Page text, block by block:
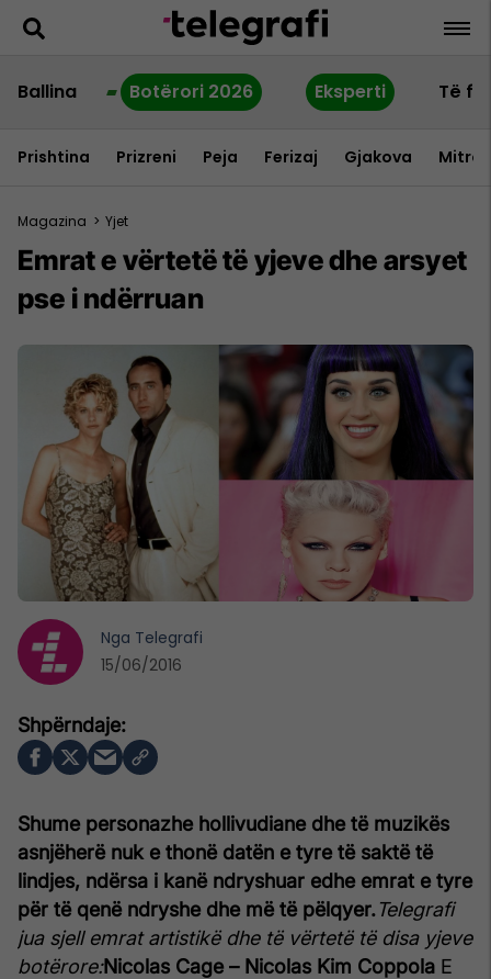
Ballina Botërori 2026 Eksperti Të
Prishtina Prizreni Peja Ferizaj Gjakova
Magazina > Yjet
Emrat e vërtetë të yjeve dhe arsyet
pse i ndërruan
Shume personazhe hollivudiane dhe të muzikës
asnjëherë nuk e thonë datën e tyre të saktë të
lindjes, ndërsa i kanë ndryshuar edhe emrat e tyre
për të qenë ndryshe dhe më të pëlqyer.Telegrafi
jua sjell emrat artistikë dhe të vërtetë të disa yjeve
botërore:Nicolas Cage – Nicolas Kim Coppola E
Nga Telegrafi
15/06/2016